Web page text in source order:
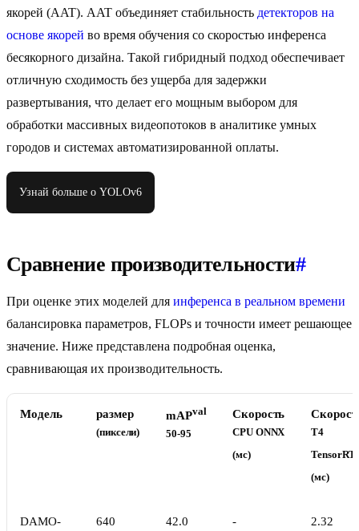
якорей (AAT). AAT объединяет стабильность детекторов на
основе якорей во время обучения со скоростью инференса
бесякорного дизайна. Такой гибридный подход обеспечивает
отличную сходимость без ущерба для задержки
развертывания, что делает его мощным выбором для
обработки массивных видеопотоков в аналитике умных
городов и системах автоматизированной оплаты.
Узнай больше о YOLOv6
Сравнение производительности#
При оценке этих моделей для инференса в реальном времени
балансировка параметров, FLOPs и точности имеет решающее
значение. Ниже представлена подробная оценка,
сравнивающая их производительность.
Модель размер
(пиксели)
mAPval
50-95
Скорость
CPU ONNX
(мс)
T4
(мс)
DAMO-
640 42.0 - 2.32